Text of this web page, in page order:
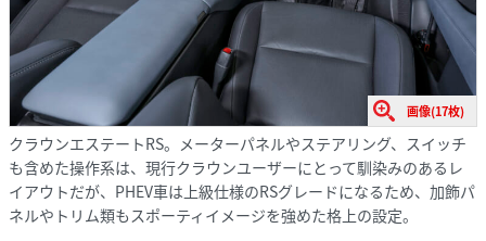
画像(17枚)
クラウンエステートRS。メーターパネルやステアリング、スイッチ
も含めた操作系は、現行クラウンユーザーにとって馴染みのあるレ
イアウトだが、PHEV車は上級仕様のRSグレードになるため、加飾パ
ネルやトリム類もスポーティイメージを強めた格上の設定。